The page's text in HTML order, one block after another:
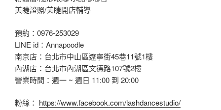
美睫證照/美睫開店輔導
預約：0976-253029
LINE id：Annapoodle
南京店：台北市中山區遼寧街45巷11號1樓
內湖店：台北市內湖區文德路107號2樓
營業時間：週一 ~ 週日 11:00 到 20:00
粉絲： https://www.facebook.com/lashdancestudio/